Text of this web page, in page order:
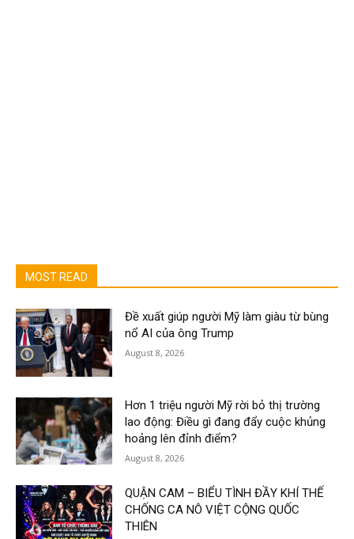
MOST READ
Đề xuất giúp người Mỹ làm giàu từ bùng
nổ AI của ông Trump
August 8, 2026
Hơn 1 triệu người Mỹ rời bỏ thị trường
lao động: Điều gì đang đẩy cuộc khủng
hoảng lên đỉnh điểm?
August 8, 2026
QUẬN CAM – BIỂU TÌNH ĐẦY KHÍ THẾ
CHỐNG CA NÔ VIỆT CỘNG QUỐC
THIÊN